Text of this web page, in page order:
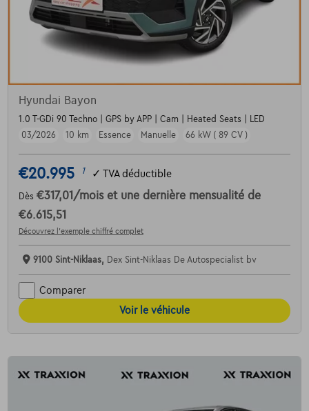
Hyundai Bayon
1.0 T-GDi 90 Techno | GPS by APP | Cam | Heated Seats | LED
03/2026
10 km Essence Manuelle 66 kW ( 89 CV )
€20.995 1 ✓ TVA déductible
Dès €317,01 /mois et une dernière mensualité de
€6.615,51
Découvrez l’exemple chiffré complet
9100 Sint-Niklaas, Dex Sint-Niklaas De Autospecialist bv
Comparer
Voir le véhicule